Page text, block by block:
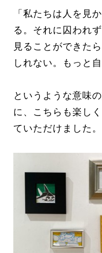
「私たちは人を見
る。それに囚われ
見ることができた
しれない。もっと
というような意味
に、こちらも楽し
ていただけました。